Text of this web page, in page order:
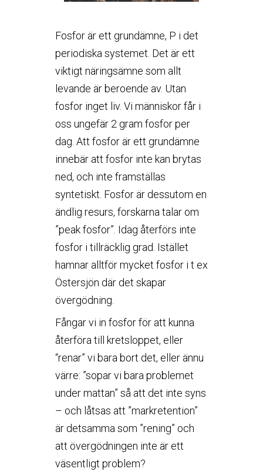
Fosfor är ett grundämne, P i det
periodiska systemet. Det är ett
viktigt näringsämne som allt
levande är beroende av. Utan
fosfor inget liv. Vi människor får i
oss ungefär 2 gram fosfor per
dag. Att fosfor är ett grundämne
innebär att fosfor inte kan brytas
ned, och inte framställas
syntetiskt. Fosfor är dessutom en
ändlig resurs, forskarna talar om
”peak fosfor”. Idag återförs inte
fosfor i tillräcklig grad. Istället
hamnar alltför mycket fosfor i t ex
Östersjön där det skapar
övergödning.
Fångar vi in fosfor för att kunna
återföra till kretsloppet, eller
“renar” vi bara bort det, eller ännu
värre: ”sopar vi bara problemet
under mattan” så att det inte syns
– och låtsas att ”markretention”
är detsamma som ”rening” och
att övergödningen inte är ett
väsentligt problem?